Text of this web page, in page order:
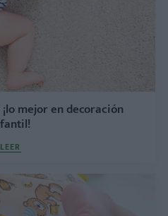
mejor en decoración
LEER